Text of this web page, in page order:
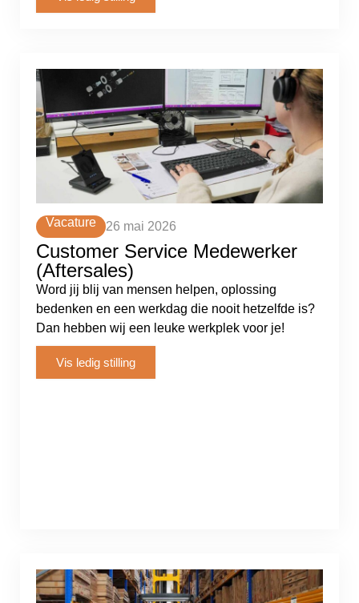
Vacature 26 mai 2026
Customer Service Medewerker
(Aftersales)
Word jij blij van mensen helpen, oplossing
bedenken en een werkdag die nooit hetzelfde is?
Dan hebben wij een leuke werkplek voor je!
Vis ledig stilling